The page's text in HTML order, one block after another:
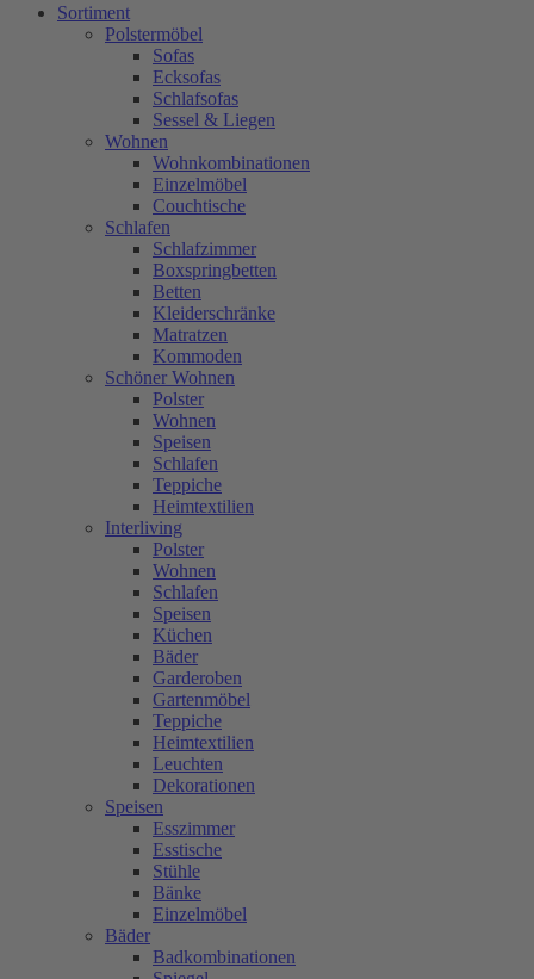
Sortiment
Polstermöbel
Sofas
Ecksofas
Schlafsofas
Sessel & Liegen
Wohnen
Wohnkombinationen
Einzelmöbel
Couchtische
Schlafen
Schlafzimmer
Boxspringbetten
Betten
Kleiderschränke
Matratzen
Kommoden
Schöner Wohnen
Polster
Wohnen
Speisen
Schlafen
Teppiche
Heimtextilien
Interliving
Polster
Wohnen
Schlafen
Speisen
Küchen
Bäder
Garderoben
Gartenmöbel
Teppiche
Heimtextilien
Leuchten
Dekorationen
Speisen
Esszimmer
Esstische
Stühle
Bänke
Einzelmöbel
Bäder
Badkombinationen